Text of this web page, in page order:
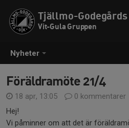
Nyheter
Tjällmo-Godegårds
Vit-Gula Gruppen
Föräldramöte 21/4
18 apr, 13:05
0 kommentarer
Hej!
Vi påminner om att det är